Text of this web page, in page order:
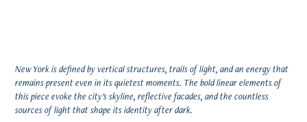
New York is defined by vertical structures, trails of light, and an energy that
remains present even in its quietest moments. The bold linear elements of
this piece evoke the city's skyline, reflective facades, and the countless
sources of light that shape its identity after dark.